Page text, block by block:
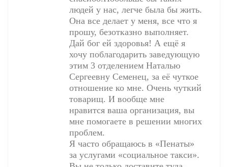
людей у нас, легче была бы жить.
Она все делает у меня, все что я
прошу, безотказно выполняет.
Дай бог ей здоровья! А ещё я
хочу поблагодарить заведующую
этим 3 отделением Наталью
Сергеевну Семенец, за её чуткое
отношение ко мне. Очень чуткий
товарищ. И вообще мне
нравится ваша организация, вы
мне помогаете в решении многих
проблем.
Я часто обращаюсь в «Пенаты»
за услугами «социальное такси».